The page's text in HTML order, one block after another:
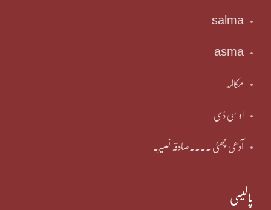
salma
asma
مکالمہ
او سی ڈی
آدھی چھٹی ۔۔۔۔صادقہ نصیر۔
پالیسی